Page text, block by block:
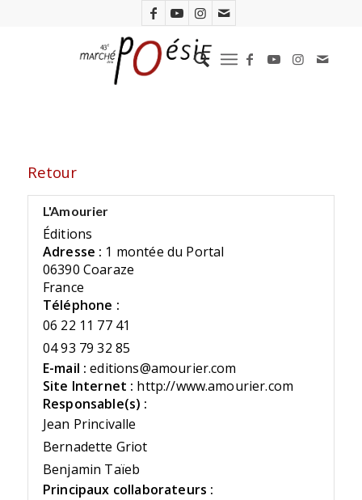
Retour
L'Amourier
Éditions
Adresse : 1 montée du Portal
06390 Coaraze
France
Téléphone :
06 22 11 77 41
04 93 79 32 85
E-mail : editions@amourier.com
Site Internet : http://www.amourier.com
Responsable(s) :
Jean Princivalle
Bernadette Griot
Benjamin Taïeb
Principaux collaborateurs :